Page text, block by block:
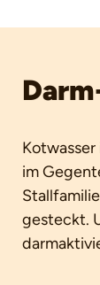
im
gesteckt.